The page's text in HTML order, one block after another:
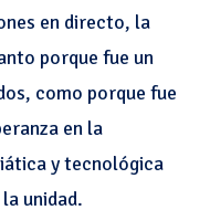
en directo, la
porque fue un
como porque fue
en la
y tecnológica
unidad.